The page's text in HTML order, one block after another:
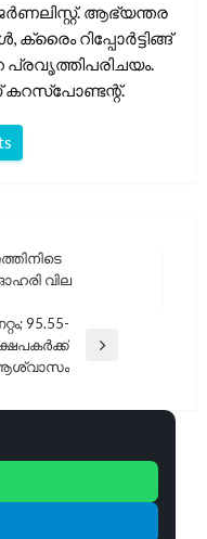
ആഭ്യന്തര
റിപ്പോർട്ടിങ്ങ്
പ്രവൃത്തിപരിചയം.
ഓഹരി വില
95.55-